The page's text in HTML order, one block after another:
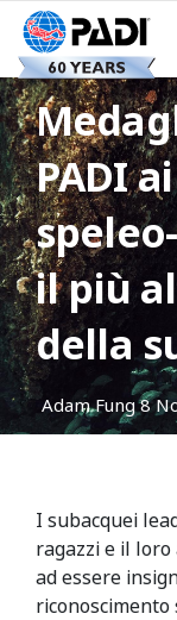
PADI
il più
della
Adam Fung 8
I subacquei
ragazzi e il
ad essere
riconoscimento